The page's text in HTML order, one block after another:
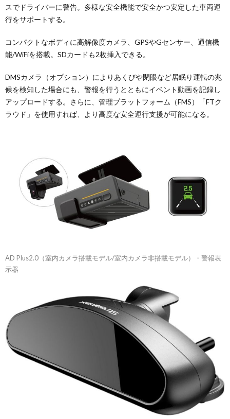
スでドライバーに警告。多様な安全機能で安全かつ安定した車両運
行をサポートする。
コンパクトなボディに高解像度カメラ、GPSやGセンサー、通信機
能/WiFiを搭載。SDカードも2枚挿入できる。
DMSカメラ（オプション）によりあくびや閉眼など居眠り運転の兆
候を検知した場合にも、警報を行うとともにイベント動画を記録し
アップロードする。さらに、管理プラットフォーム（FMS）「FTク
ラウド」を使用すれば、より高度な安全運行支援が可能になる。
AD Plus2.0（室内カメラ搭載モデル/室内カメラ非搭載モデル）・警報表
示器